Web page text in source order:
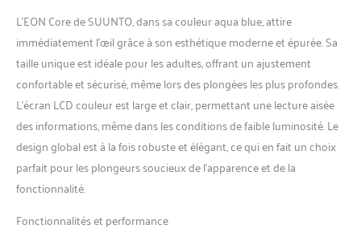
L’EON Core de SUUNTO, dans sa couleur aqua blue, attire
immédiatement l’œil grâce à son esthétique moderne et épurée. Sa
taille unique est idéale pour les adultes, offrant un ajustement
confortable et sécurisé, même lors des plongées les plus profondes.
L’écran LCD couleur est large et clair, permettant une lecture aisée
des informations, même dans les conditions de faible luminosité. Le
design global est à la fois robuste et élégant, ce qui en fait un choix
parfait pour les plongeurs soucieux de l’apparence et de la
fonctionnalité.
Fonctionnalités et performance